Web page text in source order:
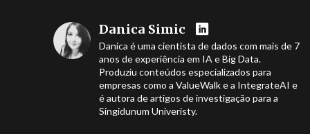
Danica Simic
Danica é uma cientista de dados com mais de 7
anos de experiência em IA e Big Data.
Produziu conteúdos especializados para
empresas como a ValueWalk e a IntegrateAI e
é autora de artigos de investigação para a
Singidunum Univeristy.